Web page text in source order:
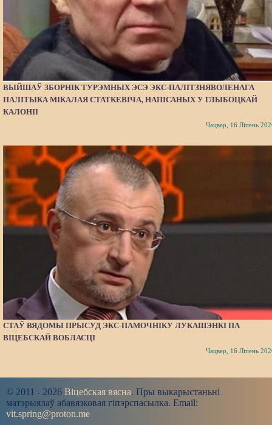
ВЫЙШАЎ ЗБОРНІК ТУРЭМНЫХ ЭСЭ ЭКС-ПАЛІТЗНЯВОЛЕНАГА
ПАЛІТЫКА МІКАЛАЯ СТАТКЕВІЧА, НАПІСАНЫХ У ГЛЫБОЦКАЙ
КАЛОНІІ
Чацвер, 16 Ліпень
СТАЎ ВЯДОМЫ ПРЫСУД ЭКС-ПАМОЧНІКУ ЛУКАШЭНКІ ПА
ВІЦЕБСКАЙ ВОБЛАСЦІ
Чацвер, 16 Ліпень
© 2011 - 2026 Віцебская вясна. Пры выкарыстаньні
матэрыялаў абавязковая гіпэрспасылка. Email:
vit.spring@proton.me